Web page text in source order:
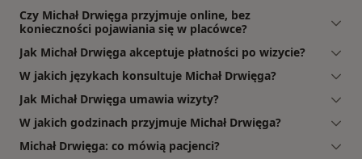
Czy Michał Drwięga przyjmuje online, bez
konieczności pojawiania się w placówce?
Jak Michał Drwięga akceptuje płatności po wizycie?
W jakich językach konsultuje Michał Drwięga?
Jak Michał Drwięga umawia wizyty?
W jakich godzinach przyjmuje Michał Drwięga?
Michał Drwięga: co mówią pacjenci?